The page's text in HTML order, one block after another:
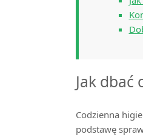
Jak dbać
Codzienna
podstawę